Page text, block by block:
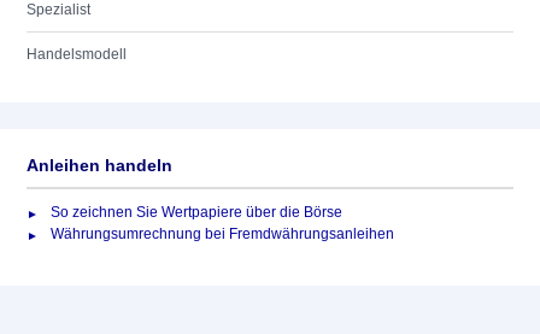
Spezialist
Handelsmodell
Anleihen handeln
So zeichnen Sie Wertpapiere über die Börse
Währungsumrechnung bei Fremdwährungsanleihen